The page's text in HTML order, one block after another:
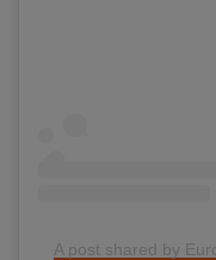
A post shared by